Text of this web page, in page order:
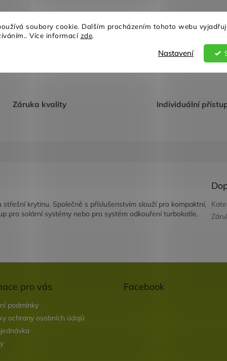
soubory cookie. Dalším procházením tohoto webu
Více informací zde.
Nastavení
ZEPTAT SE
Záruka kvality Individuální
krytinu. Společně s příslušenstvím slouží pro kompaktní,
pro solární systémy nebo pro systém odkouření turbokotle.
pro vás
podmínky
ochrany osobních údajů
Facebook